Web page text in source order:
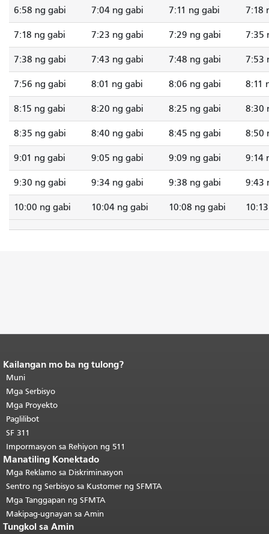
6:58 ng gabi 7:04 ng gabi 7:11 ng gabi 7:18
7:18 ng gabi 7:23 ng gabi 7:29 ng gabi 7:35
7:38 ng gabi 7:43 ng gabi 7:48 ng gabi 7:53
7:56 ng gabi 8:01 ng gabi 8:06 ng gabi 8:11
8:15 ng gabi 8:20 ng gabi 8:25 ng gabi 8:30
8:35 ng gabi 8:40 ng gabi 8:45 ng gabi 8:50
9:01 ng gabi 9:05 ng gabi 9:09 ng gabi 9:14
9:30 ng gabi 9:34 ng gabi 9:38 ng gabi 9:43
10:00 ng gabi 10:04 ng gabi 10:08 ng gabi
Katapusan ng nilalaman ng
pahina.
pahinang ito ay nauulit sa bawat
pahina.Bumalik sa tuktok ng
pangunahing nilalaman
Kailangan mo ba ng tulong?
Muni
Mga Serbisyo
Mga Proyekto
Paglilibot
SF 311
Impormasyon sa Rehiyon ng 511
Manatiling Konektado
Mga Reklamo sa Diskriminasyon
Sentro ng Serbisyo sa Kustomer ng SFMTA
Mga Tanggapan ng SFMTA
Makipag-ugnayan sa Amin
Tungkol sa Amin